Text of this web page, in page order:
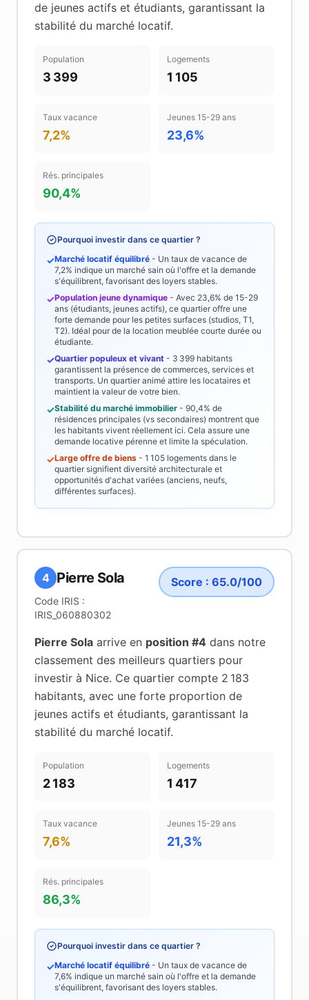
de jeunes actifs et étudiants, garantissant la
stabilité du marché locatif.
Population
3 399
Logements
1 105
Taux vacance
7,2%
Jeunes 15-29 ans
23,6%
Rés. principales
90,4%
Pourquoi investir dans ce quartier ?
✓Marché locatif équilibré - Un taux de vacance de
7,2% indique un marché sain où l'offre et la demande
s'équilibrent, favorisant des loyers stables.
✓Population jeune dynamique - Avec 23,6% de 15-29
ans (étudiants, jeunes actifs), ce quartier offre une
forte demande pour les petites surfaces (studios, T1,
T2). Idéal pour de la location meublée courte durée ou
étudiante.
✓Quartier populeux et vivant - 3 399 habitants
garantissent la présence de commerces, services et
transports. Un quartier animé attire les locataires et
maintient la valeur de votre bien.
✓Stabilité du marché immobilier - 90,4% de
résidences principales (vs secondaires) montrent que
les habitants vivent réellement ici. Cela assure une
demande locative pérenne et limite la spéculation.
✓Large offre de biens - 1 105 logements dans le
quartier signifient diversité architecturale et
opportunités d'achat variées (anciens, neufs,
différentes surfaces).
4 Pierre Sola
Code IRIS :
IRIS_060880302
Score : 65.0/100
Pierre Sola arrive en position #4 dans notre
classement des meilleurs quartiers pour
investir à Nice. Ce quartier compte 2 183
habitants, avec une forte proportion de
jeunes actifs et étudiants, garantissant la
stabilité du marché locatif.
Population
2 183
Logements
1 417
Taux vacance
7,6%
Jeunes 15-29 ans
21,3%
Rés. principales
86,3%
Pourquoi investir dans ce quartier ?
✓Marché locatif équilibré - Un taux de vacance de
7,6% indique un marché sain où l'offre et la demande
s'équilibrent, favorisant des loyers stables.